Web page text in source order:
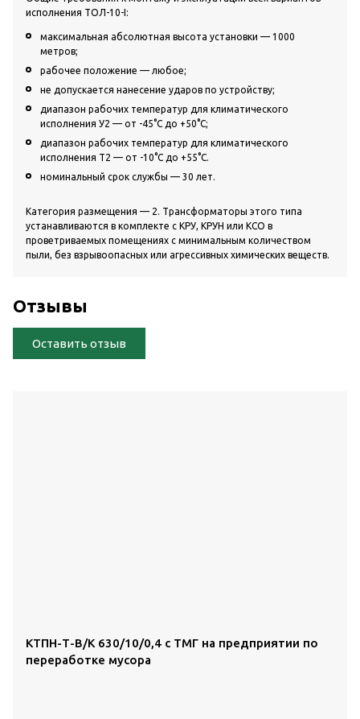
исполнения ТОЛ-10-I:
максимальная абсолютная высота установки — 1000
метров;
рабочее положение — любое;
не допускается нанесение ударов по устройству;
диапазон рабочих температур для климатического
исполнения У2 — от -45°С до +50°С;
диапазон рабочих температур для климатического
исполнения Т2 — от -10°С до +55°С.
номинальный срок службы — 30 лет.
Категория размещения — 2. Трансформаторы этого типа
устанавливаются в комплекте с КРУ, КРУН или КСО в
проветриваемых помещениях с минимальным количеством
пыли, без взрывоопасных или агрессивных химических веществ.
Отзывы
Оставить отзыв
КТПН-Т-В/К 630/10/0,4 с ТМГ на предприятии по
переработке мусора